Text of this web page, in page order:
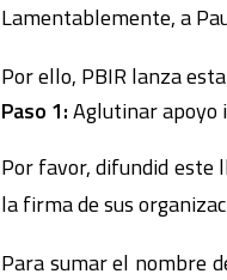
Lamentablemente, a
Por ello, PBIR lanza
Paso 1:Aglutinar apoyo
Por favor, difundid este
la firma de sus
Para sumar el nombre